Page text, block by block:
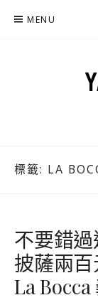
MENU
標籤: LA
不要錯
披薩兩
La